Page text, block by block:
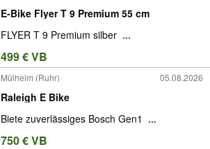
E-Bike Flyer T 9 Premium 55 cm
FLYER T 9 Premium silber ...
499 € VB
Mülheim (Ruhr) 05.08.2026
Raleigh E Bike
Biete zuverlässiges Bosch Gen1 ...
750 € VB